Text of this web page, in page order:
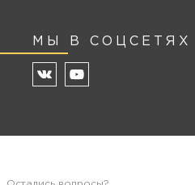
МЫ В СОЦСЕТЯХ